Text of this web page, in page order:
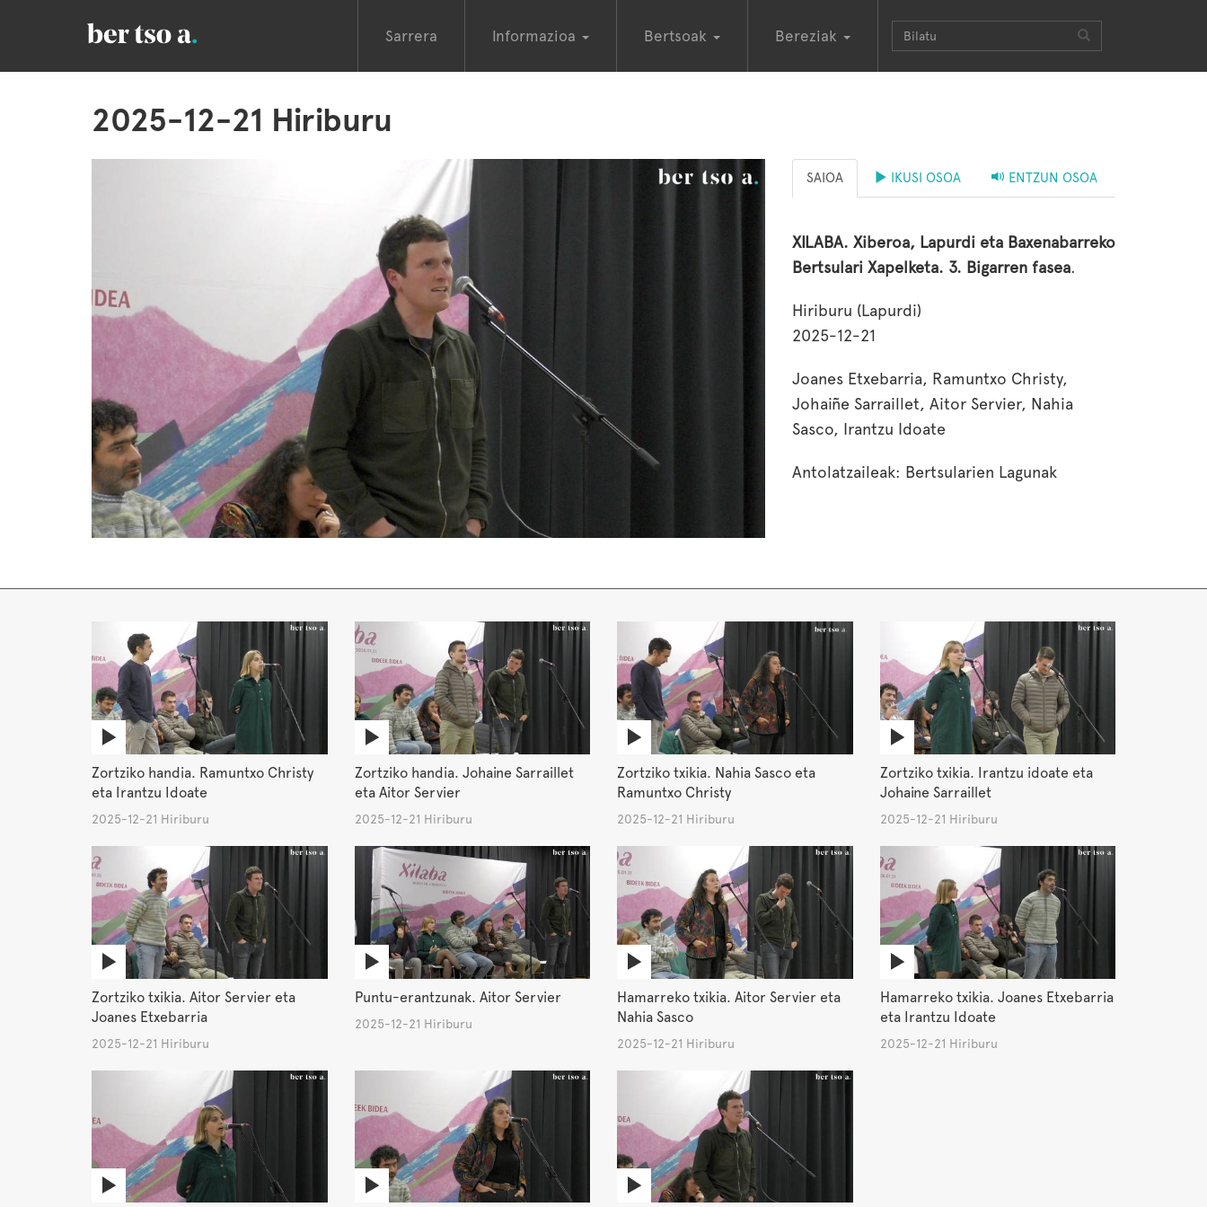
Sarrera Informazioa Bertsoak Bereziak
2025-12-21 Hiriburu
SAIOA IKUSI OSOA ENTZUN OSOA
XILABA. Xiberoa, Lapurdi eta Baxenabarreko
Bertsulari Xapelketa. 3. Bigarren fasea.
Hiriburu (Lapurdi)
2025-12-21
Joanes Etxebarria, Ramuntxo Christy,
Johaiñe Sarraillet, Aitor Servier, Nahia
Sasco, Irantzu Idoate
Antolatzaileak: Bertsularien Lagunak
Zortziko handia. Ramuntxo Christy
eta Irantzu Idoate
2025-12-21 Hiriburu
Zortziko handia. Johaine Sarraillet
eta Aitor Servier
2025-12-21 Hiriburu
Zortziko txikia. Nahia Sasco eta
Ramuntxo Christy
2025-12-21 Hiriburu
Zortziko txikia. Irantzu idoate eta
Johaine Sarraillet
2025-12-21 Hiriburu
Zortziko txikia. Aitor Servier eta
Joanes Etxebarria
2025-12-21 Hiriburu
Puntu-erantzunak. Aitor Servier
2025-12-21 Hiriburu
Hamarreko txikia. Aitor Servier eta
Nahia Sasco
2025-12-21 Hiriburu
Hamarreko txikia. Joanes Etxebarria
eta Irantzu Idoate
2025-12-21 Hiriburu